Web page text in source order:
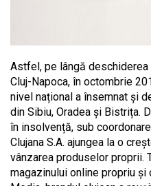
Astfel, pe lângă
Cluj-Napoca, în octombrie
nivel național a însemnat și
din Sibiu, Oradea și Bistrița.
în insolvență, sub
Clujana S.A. ajungea la o
vânzarea produselor proprii.
magazinului online propriu